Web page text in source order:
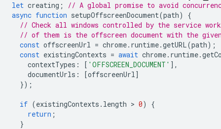
let creating ;
// A global promise to avoid
async function setupOffscreenDocument(path)
{
// Check all windows controlled by the service
// of them is the offscreen document with the
const offscreenUrl = chrome. runtime.getURL(path);
const existingContexts = await chrome. runtime.
contextTypes : [ 'OFFSCREEN_DOCUMENT' ],
documentUrls : [offscreenUrl]
});
if (existingContexts . length > 0)
{
return ;
}